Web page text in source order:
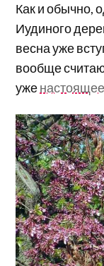
Как и обычно,
Иудиного
весна уже
вообще
уже